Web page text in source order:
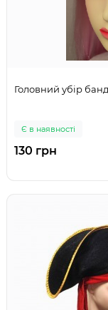
Головний убір
Є в наявності
130 грн